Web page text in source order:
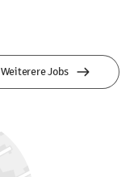
Weiterere Jobs